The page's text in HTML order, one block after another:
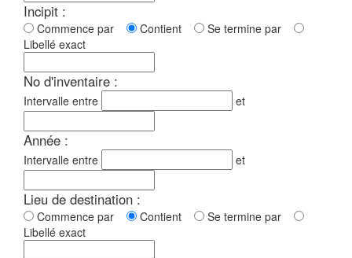
Incipit :
Commence par Contient
Se termine par
Libellé exact
No d'inventaire :
Intervalle entre et
Année :
Intervalle entre et
Lieu de destination :
Commence par Contient
Se termine par
Libellé exact